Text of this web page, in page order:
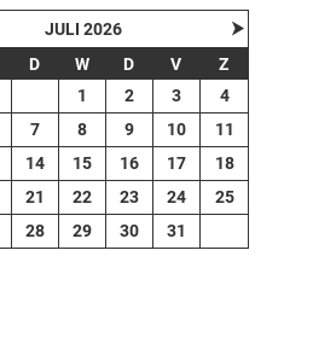
JULI 2026 ⮞
D W D V
Z
1
2 3
4
7 8 9 10
11
14 15 16 17
18
21 22 23 24
25
28 29 30 31